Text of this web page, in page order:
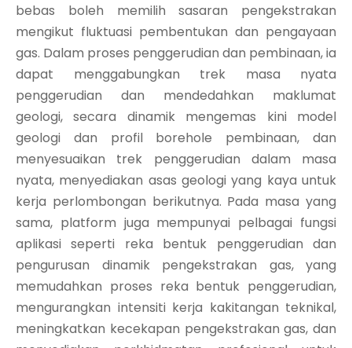
bebas boleh memilih sasaran pengekstrakan
mengikut fluktuasi pembentukan dan pengayaan
gas. Dalam proses penggerudian dan pembinaan, ia
dapat menggabungkan trek masa nyata
penggerudian dan mendedahkan maklumat
geologi, secara dinamik mengemas kini model
geologi dan profil borehole pembinaan, dan
menyesuaikan trek penggerudian dalam masa
nyata, menyediakan asas geologi yang kaya untuk
kerja perlombongan berikutnya. Pada masa yang
sama, platform juga mempunyai pelbagai fungsi
aplikasi seperti reka bentuk penggerudian dan
pengurusan dinamik pengekstrakan gas, yang
memudahkan proses reka bentuk penggerudian,
mengurangkan intensiti kerja kakitangan teknikal,
meningkatkan kecekapan pengekstrakan gas, dan